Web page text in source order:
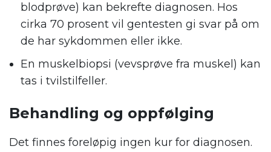
blodprøve) kan bekrefte diagnosen. Hos
cirka 70 prosent vil gentesten gi svar på om
de har sykdommen eller ikke.
En muskelbiopsi (vevsprøve fra muskel) kan
tas i tvilstilfeller.
Behandling og oppfølging
Det finnes foreløpig ingen kur for diagnosen.